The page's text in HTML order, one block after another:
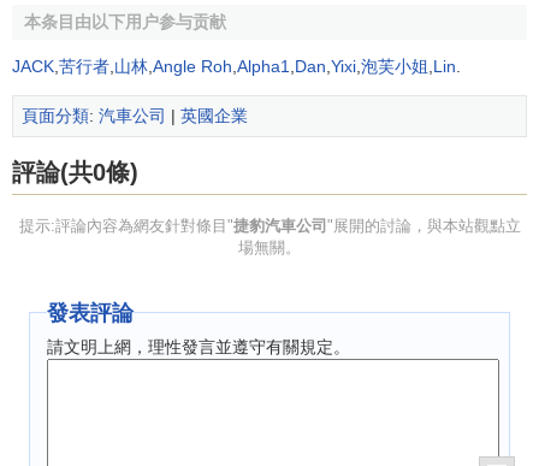
30歲的機械師威廉.威斯利
於是在1922年9月4日，他們創立一間名叫燕子(Swallow)的
汽車配件公司(這個工廠一直到第二次世界大戰爆發才宣告停
產)。
1926年，里昂斯從著名的
始進行汽車改裝。他保留奧斯汀7的底盤但換上自行設計的車
身，結果銷量出人意料的好，汽車和配件的銷量直線上升。
考文垂。
公司異址以後，里昂斯開始不甘於只是改裝人家的汽
本条目由以下用户参与贡献
JACK 苦行者 山林 Angle Roh Alpha1 Dan Yixi 泡芙小姐 Lin
頁面分類: 汽車公司 | 英國企業
評論(共0條)
提示:評論內容為網友針對條目"捷豹汽車公司"展開的討論，與本站觀點立
場無關。
發表評論
請文明上網，理性發言並遵守有關規定。